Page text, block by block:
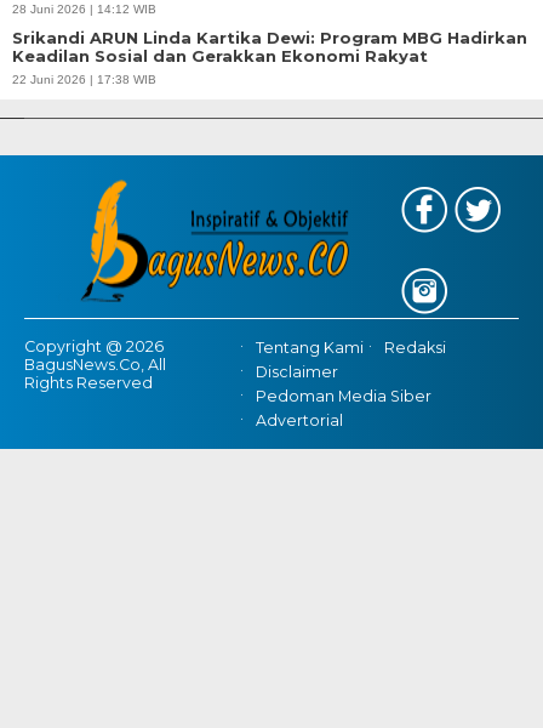
28 Juni 2026 | 14:12 WIB
Srikandi ARUN Linda Kartika Dewi: Program MBG Hadirkan
Keadilan Sosial dan Gerakkan Ekonomi Rakyat
22 Juni 2026 | 17:38 WIB
APBD Tahun 2025 Anggarkan Rp200 Miliar | Program Makan Bergizi
Copyright @ 2026
BagusNews.Co, All
Rights Reserved
Tentang Kami
Redaksi
Disclaimer
Pedoman Media Siber
Advertorial